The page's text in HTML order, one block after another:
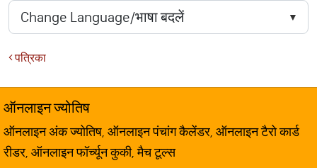
पत्रिका
ऑनलाइन ज्योतिष
ऑनलाइन अंक ज्योतिष, ऑनलाइन पंचांग कैलेंडर, ऑनलाइन टैरो कार्ड
रीडर, ऑनलाइन फॉर्च्यून कुकी, मैच टूल्स